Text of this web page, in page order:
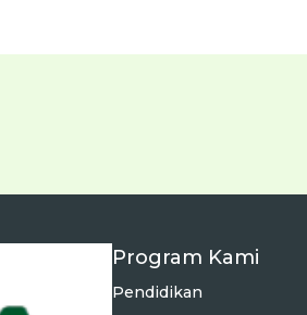
Program Kami
Pendidikan